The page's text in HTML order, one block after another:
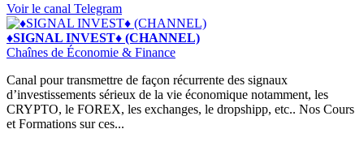
Voir le canal Telegram
♦SIGNAL INVEST♦ (CHANNEL)
Chaînes de Économie & Finance
Canal pour transmettre de façon récurrente des signaux
d’investissements sérieux de la vie économique notamment, les
CRYPTO, le FOREX, les exchanges, le dropshipp, etc.. Nos Cours
et Formations sur ces...